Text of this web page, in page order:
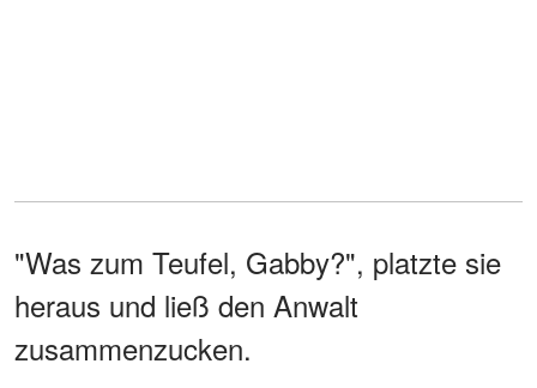
"Was zum Teufel, Gabby?", platzte sie
heraus und ließ den Anwalt
zusammenzucken.